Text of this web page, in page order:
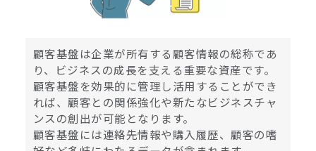
顧客基盤は企業が所有する顧客情報の総称であ
り、ビジネスの成長を支える重要な資産です。
顧客基盤を効果的に管理し活用することができ
れば、顧客との関係強化や新たなビジネスチャ
ンスの創出が可能となります。
顧客基盤には連絡先情報や購入履歴、顧客の嗜